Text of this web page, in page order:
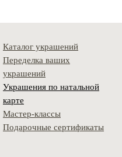
Каталог украшений
Переделка ваших
украшений
Украшения по натальной
карте
Мастер-классы
Подарочные сертификаты